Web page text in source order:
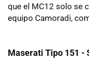
que el MC12 solo se
equipo Camoradi,
Maserati Tipo 151 -